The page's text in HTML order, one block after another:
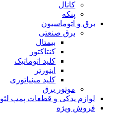
کانال
پنکه
برق و اتوماسیون
برق صنعتی
بیمتال
کنتاکتور
کلید اتوماتیک
اینورتر
کلید مینیاتوری
موتور برق
لوازم یدکی و قطعات پمپ لئو
فروش ویژه